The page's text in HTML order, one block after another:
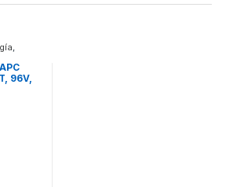
,
96V,